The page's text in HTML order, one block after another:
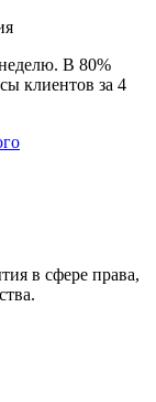
В 80%
клиентов за 4
в сфере права,